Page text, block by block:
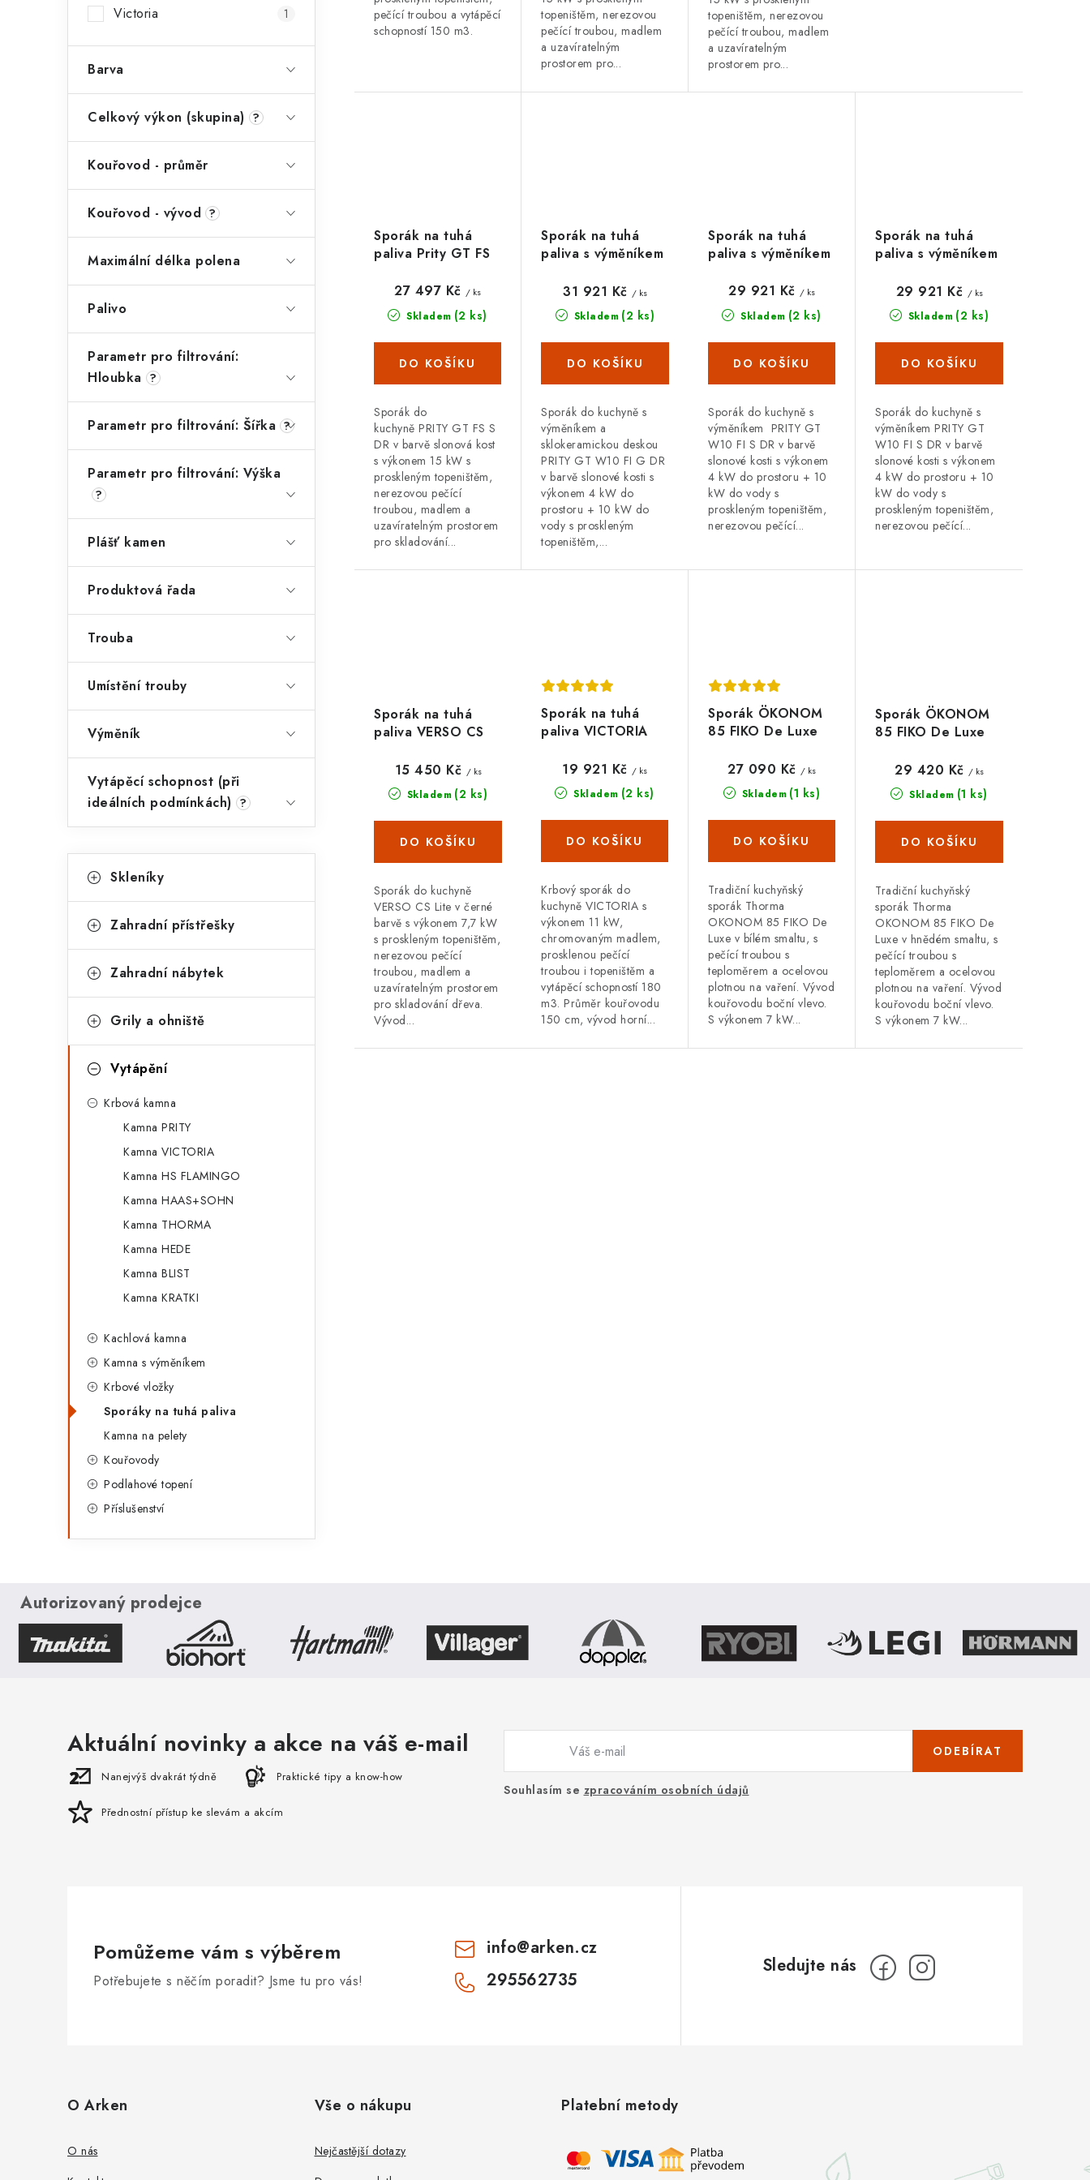
Victoria 1
Barva
Celkový výkon (skupina) ?
Kouřovod - průměr
Kouřovod - vývod ?
Maximální délka polena
Palivo
Parametr pro filtrování:
Hloubka ?
Parametr pro filtrování: Šířka ?
Parametr pro filtrování: Výška
?
Plášť kamen
Produktová řada
Trouba
Umístění trouby
Výměník
Vytápěcí schopnost (při
ideálních podmínkách) ?
kategorie
a
e
o
i
Skleníky
Zahradní přístřešky
Zahradní nábytek
Grily a ohniště
Vytápění
Krbová kamna
Kamna PRITY
Kamna VICTORIA
Kamna HS FLAMINGO
Kamna HAAS+SOHN
Kamna THORMA
Kamna HEDE
Kamna BLIST
Kamna KRATKI
Kachlová kamna
Kamna s výměníkem
Krbové vložky
Sporáky na tuhá paliva
Kamna na pelety
Kouřovody
Podlahové topení
Příslušenství
pečící troubou a vytápěcí
schopností 150 m3.
topeništěm, nerezovou
pečící troubou, madlem
a uzavíratelným
prostorem pro...
topeništěm, nerezovou
pečící troubou, madlem
a uzavíratelným
prostorem pro...
Sporák na tuhá
paliva Prity GT FS
levá
Skladem (2 ks)
27 497 Kč / ks
Sporák do
kuchyně PRITY GT FS S
DR v barvě slonová kost
s výkonem 15 kW s
proskleným topeništěm,
nerezovou pečící
troubou, madlem a
uzavíratelným prostorem
pro skladování...
Sporák na tuhá
paliva s výměníkem
G DR, slonová kost
Skladem (2 ks)
31 921 Kč / ks
Sporák do kuchyně s
výměníkem a
sklokeramickou deskou
PRITY GT W10 FI G DR
v barvě slonové kosti s
výkonem 4 kW do
prostoru + 10 kW do
vody s proskleným
topeništěm,...
Sporák na tuhá
paliva s výměníkem
DR, slonová kost
Skladem (2 ks)
29 921 Kč / ks
Sporák do kuchyně s
výměníkem PRITY GT
W10 FI S DR v barvě
slonové kosti s výkonem
4 kW do prostoru + 10
kW do vody s
proskleným topeništěm,
nerezovou pečící...
Sporák na tuhá
paliva s výměníkem
DR, slonová kost,
levá Skladem (2 ks)
29 921 Kč / ks
Sporák do kuchyně s
výměníkem PRITY GT
W10 FI S DR v barvě
slonové kosti s výkonem
4 kW do prostoru + 10
kW do vody s
proskleným topeništěm,
nerezovou pečící...
Sporák na tuhá
paliva VERSO CS
Skladem (2 ks)
15 450 Kč / ks
Sporák do kuchyně
VERSO CS Lite v černé
barvě s výkonem 7,7 kW
s proskleným topeništěm,
nerezovou pečící
troubou, madlem a
uzavíratelným prostorem
pro skladování dřeva.
Vývod...
Sporák na tuhá
paliva VICTORIA
Skladem (2 ks)
19 921 Kč / ks
Krbový sporák do
kuchyně VICTORIA s
výkonem 11 kW,
chromovaným madlem,
prosklenou pečící
troubou i topeništěm a
vytápěcí schopností 180
m3. Průměr kouřovodu
150 cm, vývod horní...
Sporák ÖKONOM
85 FIKO De Luxe
Skladem (1 ks)
27 090 Kč / ks
Tradiční kuchyňský
sporák Thorma
OKONOM 85 FIKO De
Luxe v bílém smaltu, s
pečící troubou s
teploměrem a ocelovou
plotnou na vaření. Vývod
kouřovodu boční vlevo.
S výkonem 7 kW...
Sporák ÖKONOM
85 FIKO De Luxe
Skladem (1 ks)
29 420 Kč / ks
Tradiční kuchyňský
sporák Thorma
OKONOM 85 FIKO De
Luxe v hnědém smaltu, s
pečící troubou s
teploměrem a ocelovou
plotnou na vaření. Vývod
kouřovodu boční vlevo.
S výkonem 7 kW...
Autorizovaný prodejce
Aktuální novinky a akce na váš e-mail
Nanejvýš dvakrát týdně Praktické tipy a know-how
Přednostní přístup ke slevám a akcím
Souhlasím se zpracováním osobních údajů
ODEBÍRAT
Pomůžeme vám s výběrem
Potřebujete s něčím poradit? Jsme tu pro vás!
info@arken.cz
295562735
O Arken
O nás
Vše o nákupu
Nejčastější dotazy
Platební metody